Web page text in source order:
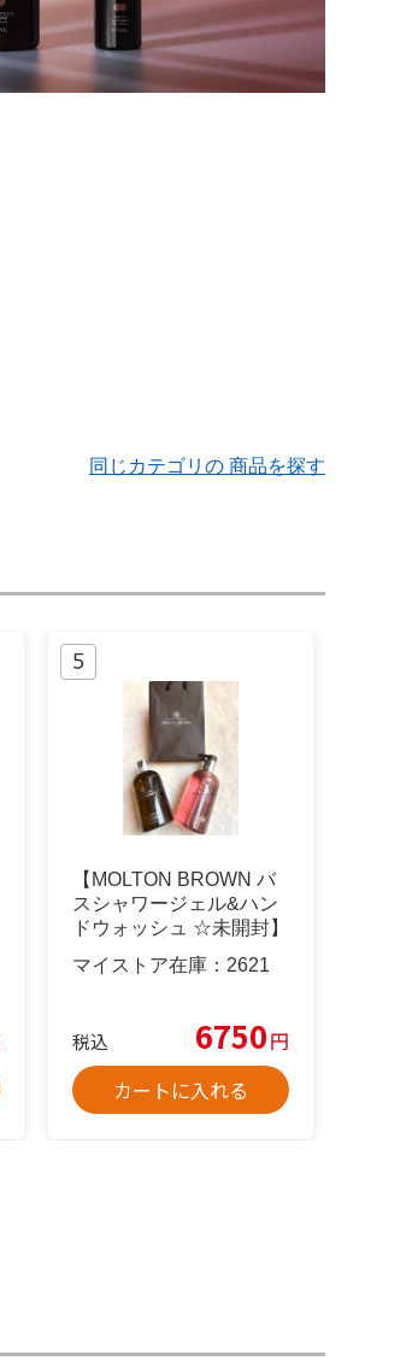
同じカテゴリの 商品を探す
【MOLTON BROWN バ
スシャワージェル&ハン
ドウォッシュ ☆未開封】
マイストア在庫： 2621
税込 6750円
カートに入れる